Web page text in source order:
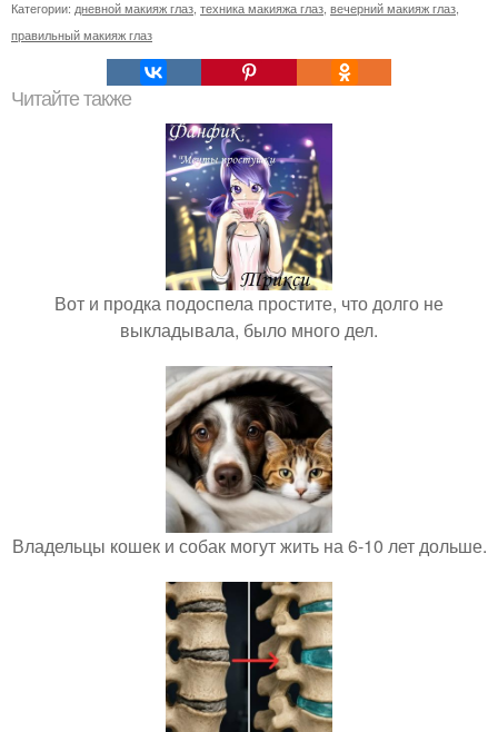
Категории: дневной макияж глаз техника макияжа глаз вечерний макияж глаз
правильный макияж глаз
Читайте также
Вот и продка подоспела простите, что долго не
выкладывала, было много дел.
Владельцы кошек и собак могут жить на 6-10 лет дольше.